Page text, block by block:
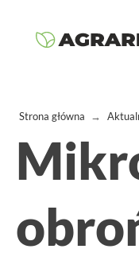
Strona główna →